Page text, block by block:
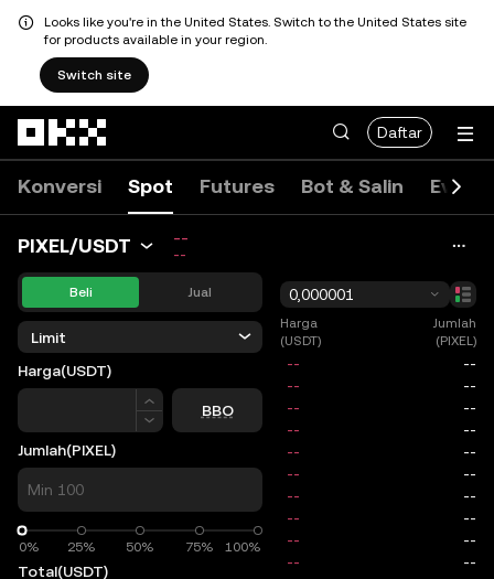
Looks like you're in the United States. Switch to the United States site
for products available in your region.
Switch site
Daftar
Konversi Spot Futures Bot & Salin Event
PIXEL/USDT --
--
Beli Jual
Limit
Harga(USDT)
Harga
BBO
Jumlah(PIXEL)
0% 25% 50% 75% 100%
0%
Total(USDT)
0,000001
Harga
(USDT)
Jumlah
(PIXEL)